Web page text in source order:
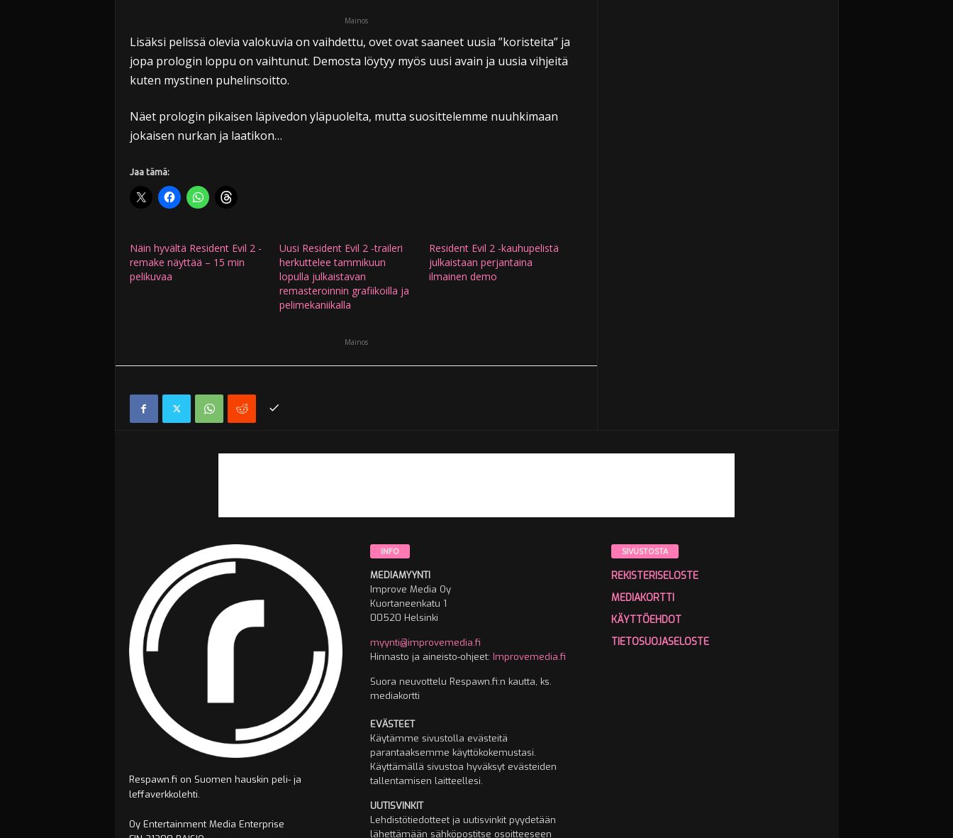
Mainos
Lisäksi pelissä olevia valokuvia on vaihdettu, ovet ovat saaneet uusia ”koristeita” ja
jopa prologin loppu on vaihtunut. Demosta löytyy myös uusi avain ja uusia vihjeitä
kuten mystinen puhelinsoitto.
Näet prologin pikaisen läpivedon yläpuolelta, mutta suosittelemme nuuhkimaan
jokaisen nurkan ja laatikon…
Jaa tämä:
Näin hyvältä Resident Evil 2 -
remake näyttää – 15 min
pelikuvaa
Uusi Resident Evil 2 -traileri
herkuttelee tammikuun
lopulla julkaistavan
remasteroinnin grafiikoilla ja
pelimekaniikalla
Resident Evil 2 -kauhupelistä
julkaistaan perjantaina
ilmainen demo
Mainos
Respawn.fi on Suomen hauskin peli- ja
leffaverkkolehti.
Oy Entertainment Media Enterprise
INFO
MEDIAMYYNTI
Improve Media Oy
Kuortaneenkatu 1
00520 Helsinki
myynti@improvemedia.fi
Hinnasto ja aineisto-ohjeet: Improvemedia.fi
Suora neuvottelu Respawn.fi:n kautta, ks.
mediakortti
EVÄSTEET
Käytämme sivustolla evästeitä
parantaaksemme käyttökokemustasi.
Käyttämällä sivustoa hyväksyt evästeiden
tallentamisen laitteellesi.
UUTISVINKIT
Lehdistötiedotteet ja uutisvinkit pyydetään
lähettämään sähköpostitse osoitteeseen
SIVUSTOSTA
REKISTERISELOSTE
MEDIAKORTTI
KÄYTTÖEHDOT
TIETOSUOJASELOSTE